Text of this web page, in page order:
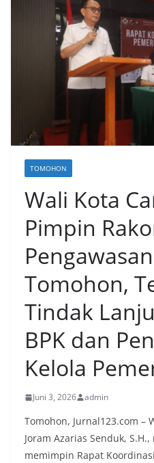
TOMOHON
Wali Kota
Pimpin
Tomohon,
Tindak
BPK dan
Kelola
Juni 3, 2026 admin
Tomohon, Jurnal123.com –
Joram Azarias Senduk,
memimpin Rapat